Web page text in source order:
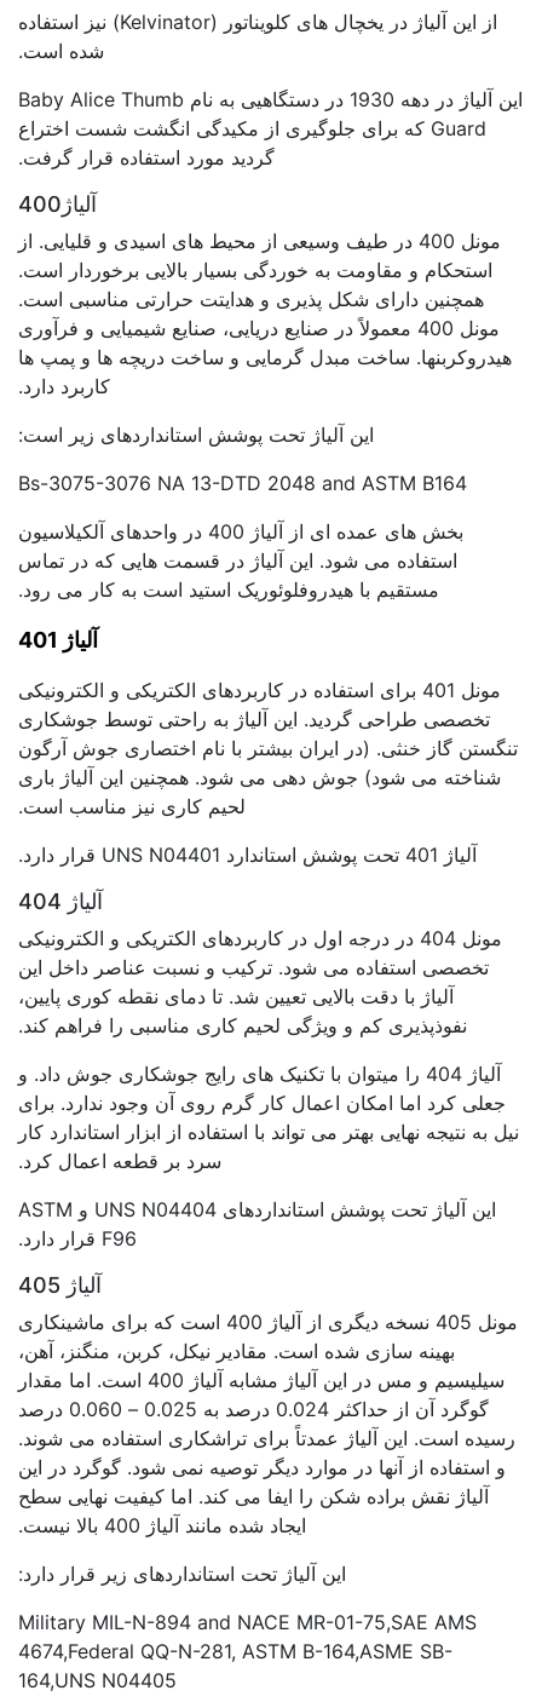
از این آلیاژ در یخچال های کلویناتور (Kelvinator) نیز استفاده
شده است.
این آلیاژ در دهه 1930 در دستگاهیی به نام Baby Alice Thumb
Guard که برای جلوگیری از مکیدگی انگشت شست اختراع
گردید مورد استفاده قرار گرفت.
آلیاژ400
مونل 400 در طیف وسیعی از محیط های اسیدی و قلیایی. از
استحکام و مقاومت به خوردگی بسیار بالایی برخوردار است.
همچنین دارای شکل پذیری و هدایتت حرارتی مناسبی است.
مونل 400 معمولاً در صنایع دریایی، صنایع شیمیایی و فرآوری
هیدروکربنها. ساخت مبدل گرمایی و ساخت دریچه ها و پمپ ها
کاربرد دارد.
این آلیاژ تحت پوشش استانداردهای زیر است:
Bs-3075-3076 NA 13-DTD 2048 and ASTM B164
بخش های عمده ای از آلیاژ 400 در واحدهای آلکیلاسیون
استفاده می شود. این آلیاژ در قسمت هایی که در تماس
مستقیم با هیدروفلوئوریک استید است به کار می رود.
آلیاژ 401
مونل 401 برای استفاده در کاربردهای الکتریکی و الکترونیکی
تخصصی طراحی گردید. این آلیاژ به راحتی توسط جوشکاری
تنگستن گاز خنثی. (در ایران بیشتر با نام اختصاری جوش آرگون
شناخته می شود) جوش دهی می شود. همچنین این آلیاژ باری
لحیم کاری نیز مناسب است.
آلیاژ 401 تحت پوشش استاندارد UNS N04401 قرار دارد.
آلیاژ 404
مونل 404 در درجه اول در کاربردهای الکتریکی و الکترونیکی
تخصصی استفاده می شود. ترکیب و نسبت عناصر داخل این
آلیاژ با دقت بالایی تعیین شد. تا دمای نقطه کوری پایین،
نفوذپذیری کم و ویژگی لحیم کاری مناسبی را فراهم کند.
آلیاژ 404 را میتوان با تکنیک های رایج جوشکاری جوش داد. و
جعلی کرد اما امکان اعمال کار گرم روی آن وجود ندارد. برای
نیل به نتیجه نهایی بهتر می تواند با استفاده از ابزار استاندارد کار
سرد بر قطعه اعمال کرد.
این آلیاژ تحت پوشش استانداردهای UNS N04404 و ASTM
F96 قرار دارد.
آلیاژ 405
مونل 405 نسخه دیگری از آلیاژ 400 است که برای ماشینکاری
بهینه سازی شده است. مقادیر نیکل، کربن، منگنز، آهن،
سیلیسیم و مس در این آلیاژ مشابه آلیاژ 400 است. اما مقدار
گوگرد آن از حداکثر 0.024 درصد به 0.025 – 0.060 درصد
رسیده است. این آلیاژ عمدتاً برای تراشکاری استفاده می شوند.
و استفاده از آنها در موارد دیگر توصیه نمی شود. گوگرد در این
آلیاژ نقش براده شکن را ایفا می کند. اما کیفیت نهایی سطح
ایجاد شده مانند آلیاژ 400 بالا نیست.
این آلیاژ تحت استانداردهای زیر قرار دارد:
Military MIL-N-894 and NACE MR-01-75,SAE AMS
4674,Federal QQ-N-281, ASTM B-164,ASME SB-
164,UNS N04405